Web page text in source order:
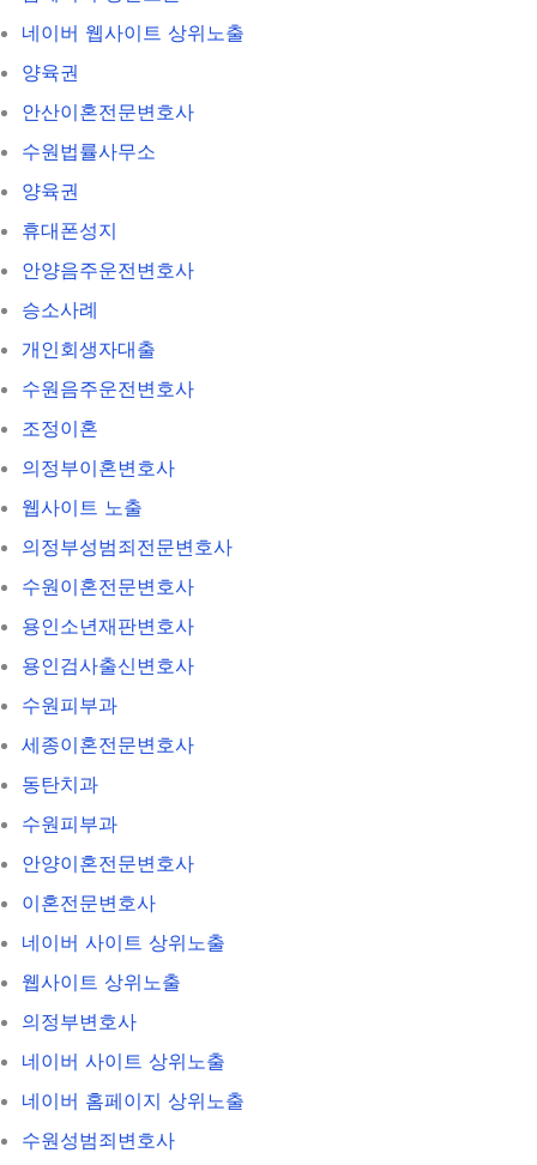
네이버 웹사이트 상위노출
양육권
안산이혼전문변호사
수원법률사무소
양육권
휴대폰성지
안양음주운전변호사
승소사례
개인회생자대출
수원음주운전변호사
조정이혼
의정부이혼변호사
웹사이트 노출
의정부성범죄전문변호사
수원이혼전문변호사
용인소년재판변호사
용인검사출신변호사
수원피부과
세종이혼전문변호사
동탄치과
수원피부과
안양이혼전문변호사
이혼전문변호사
네이버 사이트 상위노출
웹사이트 상위노출
의정부변호사
네이버 사이트 상위노출
네이버 홈페이지 상위노출
수원성범죄변호사